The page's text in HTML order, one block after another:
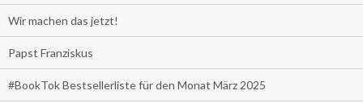
Wir machen das jetzt!
Papst Franziskus
#BookTok Bestsellerliste für den Monat März 2025